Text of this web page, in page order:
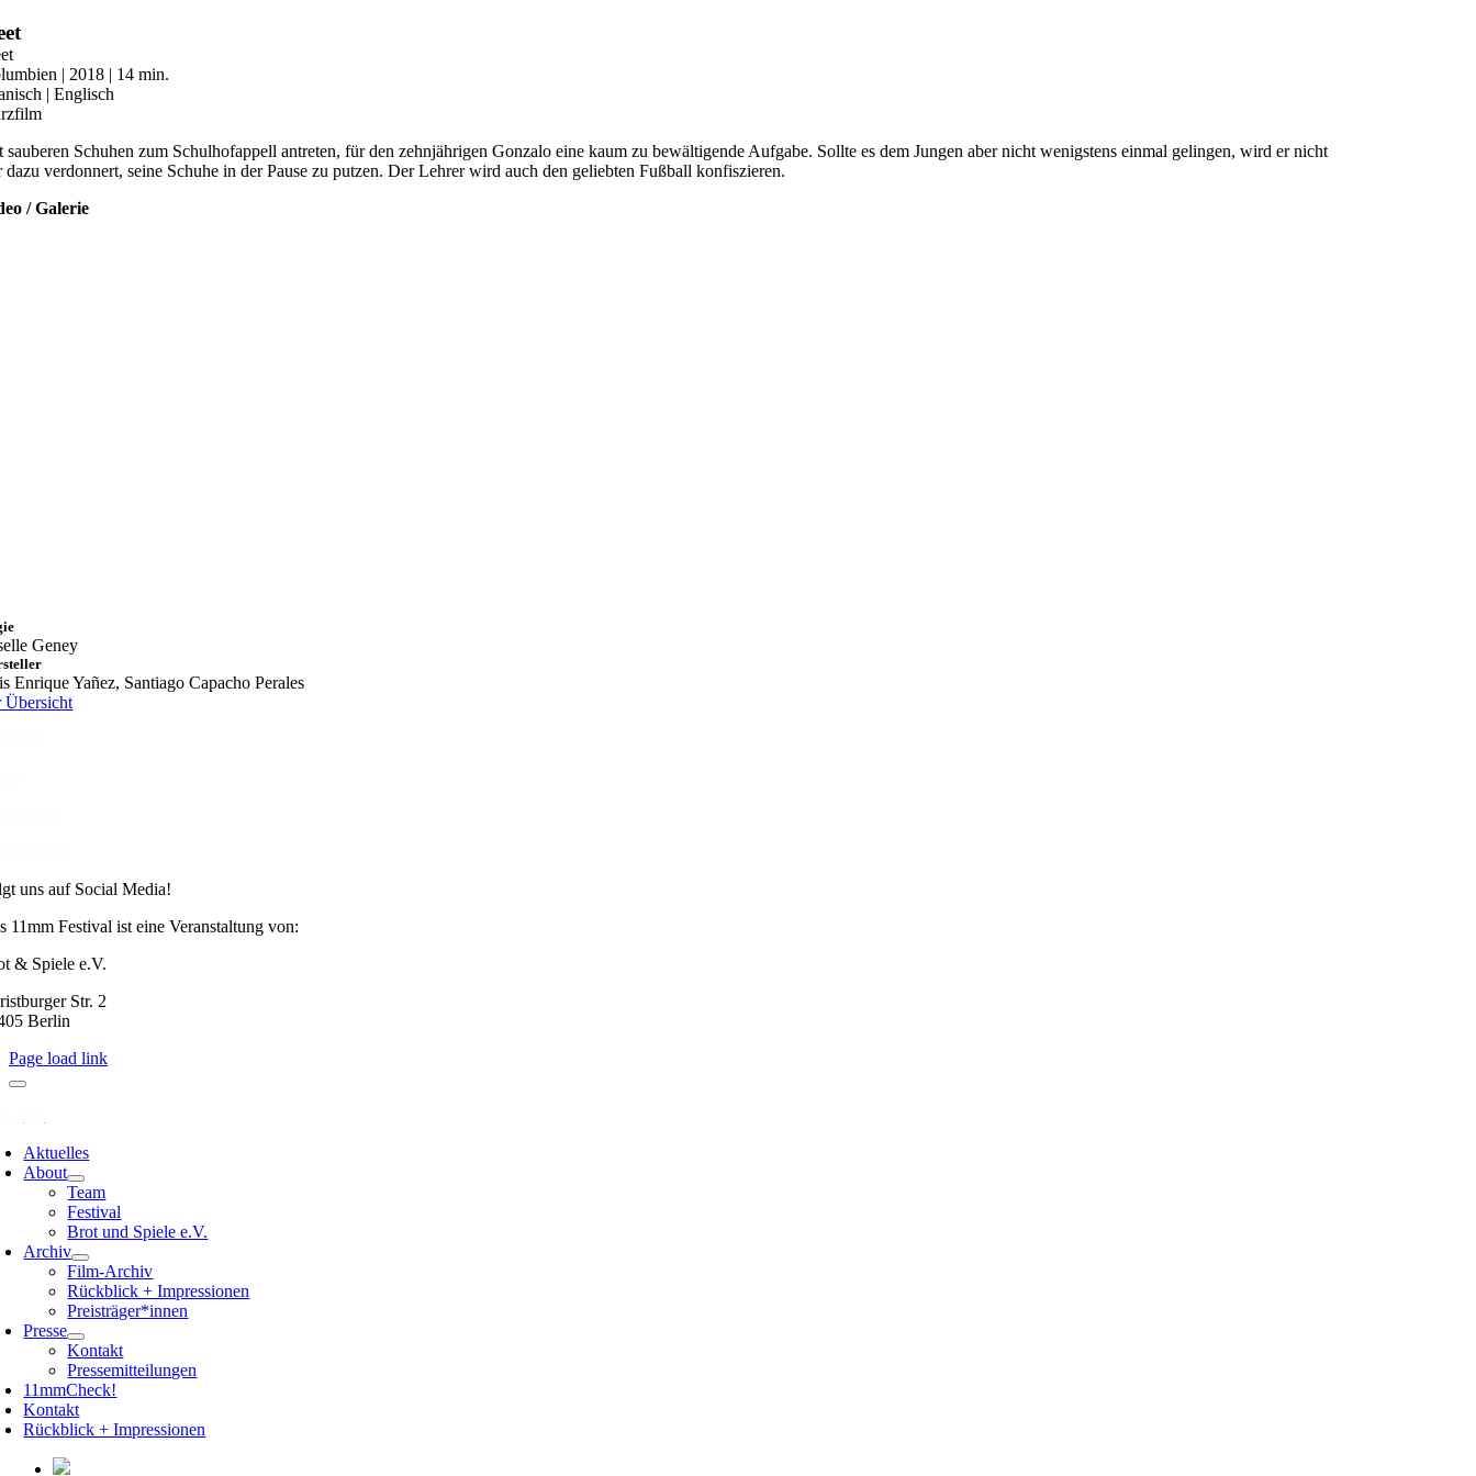
Zum
Inhalt
springen| 2018 | 14 min.
| Englisch
sauberen Schuhen zum Schulhofappell antreten, für den zehnjährigen Gonzalo eine kaum zu bewältigende Aufgabe. Sollte es dem Jungen aber nicht wenigstens einmal gelingen, wird er nicht
dazu verdonnert, seine Schuhe in der Pause zu putzen. Der Lehrer wird auch den geliebten Fußball konfiszieren.
/ Galerie
Geney
Enrique Yañez, Santiago Capacho Perales
Übersicht
uns auf Social Media!
11mm Festival ist eine Veranstaltung von:
& Spiele e.V.
Str. 2
Berlin
Page load link
Aktuelles
About
Team
Festival
Brot und Spiele e.V.
Archiv
Film-Archiv
Rückblick + Impressionen
Preisträger*innen
Presse
Kontakt
Pressemitteilungen
11mmCheck!
Kontakt
Rückblick + Impressionen